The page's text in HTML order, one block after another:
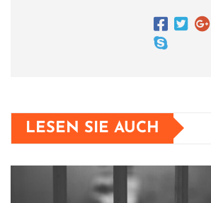
LESEN SIE AUCH